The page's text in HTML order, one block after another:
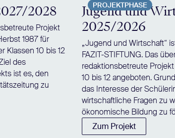
2028
Projekt
1987 für
Klassen 10 bis 12
des
ist es, den
zu
PROJEKTPHASE
Jugend und
2025/2026
„Jugend und Wirtschaft“
FAZIT-STIFTUNG. Das
redaktionsbetreute
10 bis 12 angeboten.
das Interesse der
wirtschaftliche Fragen zu
ökonomische Bildung zu
Zum Projekt